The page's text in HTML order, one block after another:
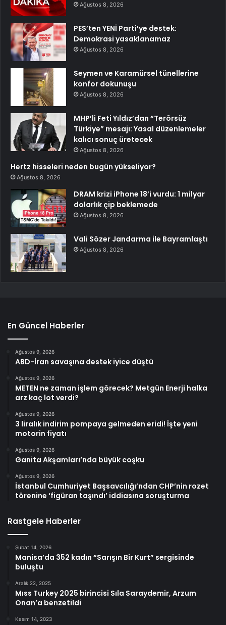
Ağustos 8, 2026
PES’ten YENİ Parti’ye destek:
Demokrasi yasaklanamaz
Ağustos 8, 2026
Seymen ve Karamürsel tünellerine
konfor dokunuşu
Ağustos 8, 2026
MHP’li Feti Yıldız’dan “Terörsüz
Türkiye” mesajı: Yasal düzenlemeler
kalıcı sonuç üretecek
Ağustos 8, 2026
Hertz hisseleri neden bugün yükseliyor?
Ağustos 8, 2026
DRAM krizi iPhone 18’i vurdu: 1 milyar
dolarlık çip beklemede
Ağustos 8, 2026
Vali Sözer Jandarma ile Bayramlaştı
Ağustos 8, 2026
En Güncel Haberler
Ağustos 9, 2026
ABD-İran savaşına destek iyice düştü
Ağustos 9, 2026
METEN ne zaman işlem görecek? Metgün Enerji halka
arz kaç lot verdi?
Ağustos 9, 2026
3 liralık indirim pompaya gelmeden eridi! İşte yeni
motorin fiyatı
Ağustos 9, 2026
Ganita Akşamları’nda büyük coşku
Ağustos 9, 2026
İstanbul Cumhuriyet Başsavcılığı’ndan CHP’nin rozet
törenine ‘figüran taşındı’ iddiasına soruşturma
Rastgele Haberler
Şubat 14, 2026
Manisa’da 352 kadın “Sarışın Bir Kurt” sergisinde
buluştu
Aralık 22, 2025
Mıss Turkey 2025 birincisi Sıla Saraydemir, Arzum
Onan’a benzetildi
Kasım 14, 2023